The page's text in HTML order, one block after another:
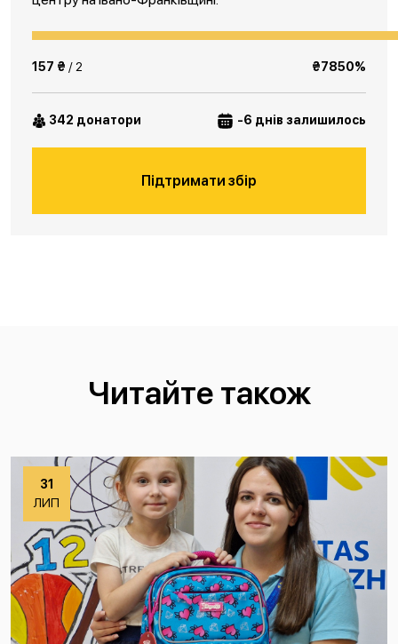
157 ₴ / 2 ₴7850%
342 донатори -6 днів залишилось
Підтримати збір
Читайте також
31
ЛИП